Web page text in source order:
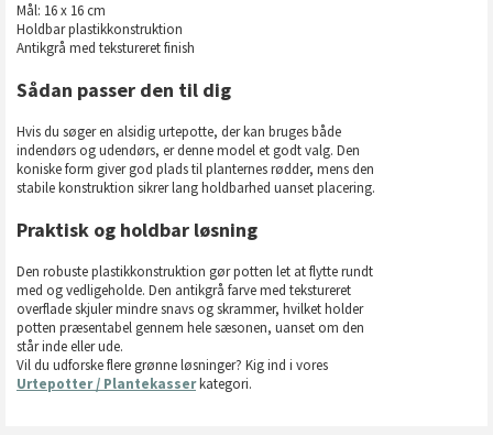
Mål: 16 x 16 cm
Holdbar plastikkonstruktion
Antikgrå med tekstureret finish
Sådan passer den til dig
Hvis du søger en alsidig urtepotte, der kan bruges både
indendørs og udendørs, er denne model et godt valg. Den
koniske form giver god plads til planternes rødder, mens den
stabile konstruktion sikrer lang holdbarhed uanset placering.
Praktisk og holdbar løsning
Den robuste plastikkonstruktion gør potten let at flytte rundt
med og vedligeholde. Den antikgrå farve med tekstureret
overflade skjuler mindre snavs og skrammer, hvilket holder
potten præsentabel gennem hele sæsonen, uanset om den
står inde eller ude.
Vil du udforske flere grønne løsninger? Kig ind i vores
Urtepotter / Plantekasserkategori.